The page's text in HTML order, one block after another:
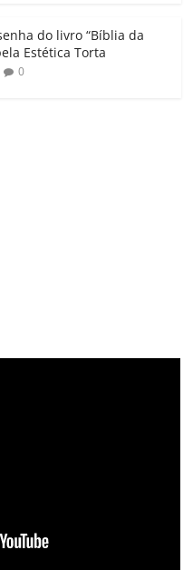
do livro “Bíblia da
Estética Torta
0